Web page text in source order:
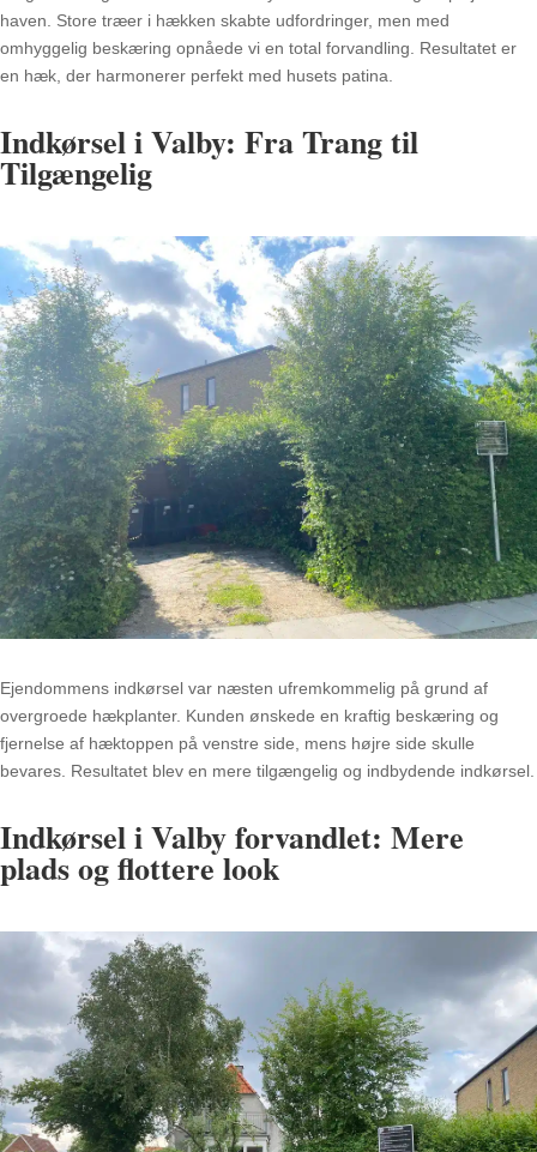
haven. Store træer i hækken skabte udfordringer, men med
omhyggelig beskæring opnåede vi en total forvandling. Resultatet er
en hæk, der harmonerer perfekt med husets patina.
Indkørsel i Valby: Fra Trang til
Tilgængelig
Ejendommens indkørsel var næsten ufremkommelig på grund af
overgroede hækplanter. Kunden ønskede en kraftig beskæring og
fjernelse af hæktoppen på venstre side, mens højre side skulle
bevares. Resultatet blev en mere tilgængelig og indbydende indkørsel.
Indkørsel i Valby forvandlet: Mere
plads og flottere look